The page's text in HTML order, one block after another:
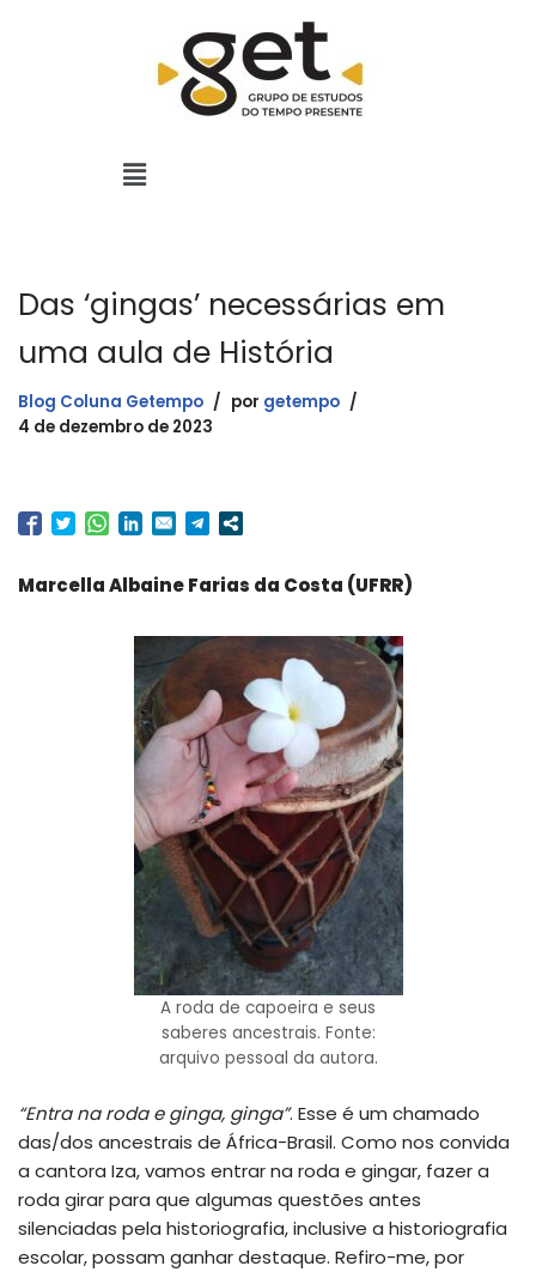
Das ‘gingas’ necessárias em
uma aula de História
Blog Coluna Getempo por getempo
4 de dezembro de 2023
Marcella Albaine Farias da Costa (UFRR)
A roda de capoeira e seus
saberes ancestrais. Fonte:
arquivo pessoal da autora.
“Entra na roda e ginga, ginga”. Esse é um chamado
das/dos ancestrais de África-Brasil. Como nos convida
a cantora Iza, vamos entrar na roda e gingar, fazer a
roda girar para que algumas questões antes
silenciadas pela historiografia, inclusive a historiografia
escolar, possam ganhar destaque. Refiro-me, por